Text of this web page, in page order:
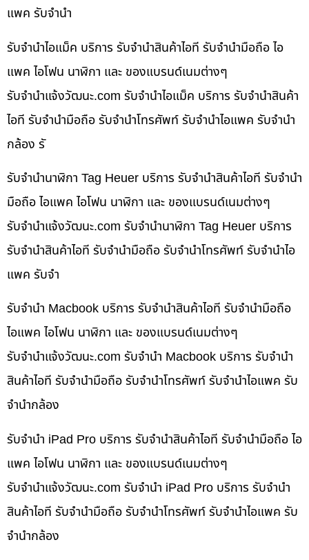
แพค รับจำนำ
รับจำนำไอแม็ค บริการ รับจำนำสินค้าไอที รับจำนำมือถือ ไอ
แพค ไอโฟน นาฬิกา และ ของแบรนด์เนมต่างๆ
รับจํานําแจ้งวัฒนะ.com รับจำนำไอแม็ค บริการ รับจำนำสินค้า
ไอที รับจำนำมือถือ รับจำนำโทรศัพท์ รับจำนำไอแพค รับจำนำ
กล้อง รั
รับจำนำนาฬิกา Tag Heuer บริการ รับจำนำสินค้าไอที รับจำนำ
มือถือ ไอแพค ไอโฟน นาฬิกา และ ของแบรนด์เนมต่างๆ
รับจํานําแจ้งวัฒนะ.com รับจำนำนาฬิกา Tag Heuer บริการ
รับจำนำสินค้าไอที รับจำนำมือถือ รับจำนำโทรศัพท์ รับจำนำไอ
แพค รับจำ
รับจำนำ Macbook บริการ รับจำนำสินค้าไอที รับจำนำมือถือ
ไอแพค ไอโฟน นาฬิกา และ ของแบรนด์เนมต่างๆ
รับจํานําแจ้งวัฒนะ.com รับจำนำ Macbook บริการ รับจำนำ
สินค้าไอที รับจำนำมือถือ รับจำนำโทรศัพท์ รับจำนำไอแพค รับ
จำนำกล้อง
รับจำนำ iPad Pro บริการ รับจำนำสินค้าไอที รับจำนำมือถือ ไอ
แพค ไอโฟน นาฬิกา และ ของแบรนด์เนมต่างๆ
รับจํานําแจ้งวัฒนะ.com รับจำนำ iPad Pro บริการ รับจำนำ
สินค้าไอที รับจำนำมือถือ รับจำนำโทรศัพท์ รับจำนำไอแพค รับ
จำนำกล้อง